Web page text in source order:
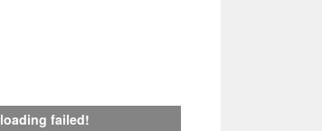
loading failed!